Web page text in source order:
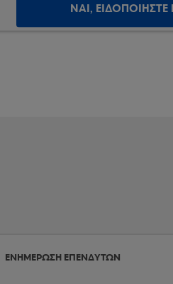
ΝΑΙ, ΕΙΔΟΠΟΙΗΣΤΕ
ΕΝΗΜΕΡΩΣΗ ΕΠΕΝΔΥΤΩΝ